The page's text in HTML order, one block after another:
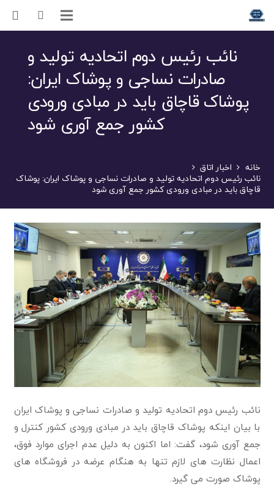
نائب رئیس دوم اتحادیه تولید و
صادرات نساجی و پوشاک ایران:
پوشاک قاچاق باید در مبادی ورودی
کشور جمع آوری شود
خانه اخبار اتاق
نائب رئیس دوم اتحادیه تولید و صادرات نساجی و پوشاک ایران: پوشاک
قاچاق باید در مبادی ورودی کشور جمع آوری شود
نائب رئیس دوم اتحادیه تولید و صادرات نساجی و پوشاک ایران
با بیان اینکه پوشاک قاچاق باید در مبادی ورودی کشور کنترل و
جمع آوری شود، گفت: اما اکنون به دلیل عدم اجرای موارد فوق،
اعمال نظارت های لازم تنها به هنگام عرضه در فروشگاه های
پوشاک صورت می گیرد.